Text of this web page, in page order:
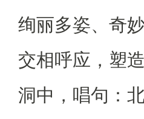
绚丽多姿、奇
交相呼应，塑
洞中，唱句：